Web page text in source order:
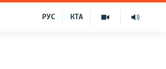
КТА
РУС